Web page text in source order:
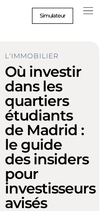
Simulateur
L'IMMOBILIER
Où investir
dans les
quartiers
étudiants
de Madrid :
le guide
des insiders
pour
investisseurs
avisés